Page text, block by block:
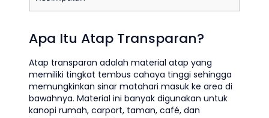
Apa Itu Atap Transparan?
Atap transparan adalah material atap yang
memiliki tingkat tembus cahaya tinggi sehingga
memungkinkan sinar matahari masuk ke area di
bawahnya. Material ini banyak digunakan untuk
kanopi rumah, carport, taman, café, dan